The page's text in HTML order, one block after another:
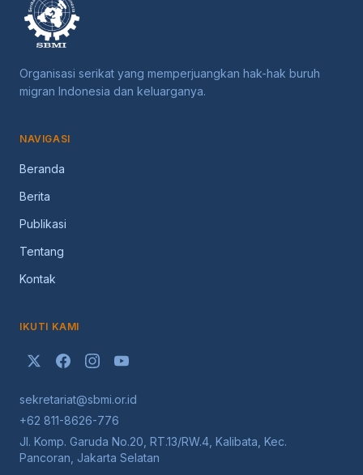
Organisasi serikat yang memperjuangkan hak-hak buruh
migran Indonesia dan keluarganya.
NAVIGASI
Beranda
Berita
Publikasi
Tentang
Kontak
IKUTI KAMI
sekretariat@sbmi.or.id
+62 811-8626-776
Jl. Komp. Garuda No.20, RT.13/RW.4, Kalibata, Kec.
Pancoran, Jakarta Selatan